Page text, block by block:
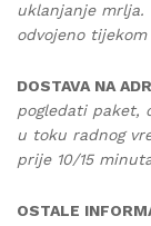
uklanjanje mrlja.
odvojeno
DOSTAVA NA
pogledati paket,
u toku radnog
prije 10/15
OSTALE